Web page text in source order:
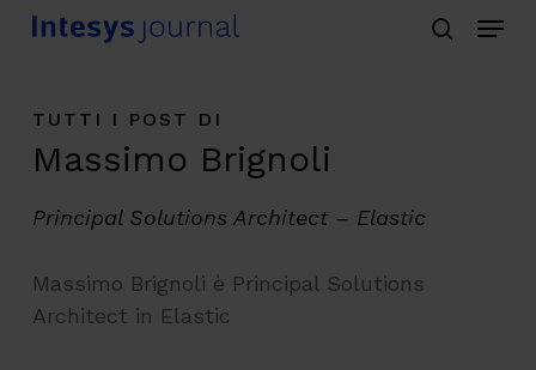
Skip
content
Menu
TUTTI I POST DI
Massimo Brignoli
Principal Solutions Architect – Elastic
Massimo Brignoli è Principal Solutions
Architect in Elastic